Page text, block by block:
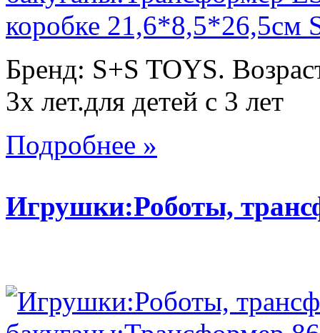
Бренд: S+S TOYS.
3х лет.для детей с 3 лет
Подробнее »
Игрушки:Роботы,